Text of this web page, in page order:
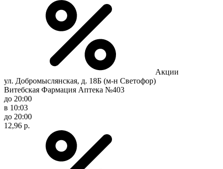
Акции
ул. Добромыслянская, д. 18Б (м-н Светофор)
Витебская Фармация Аптека №403
до 20:00
в 10:03
до 20:00
12,96 р.